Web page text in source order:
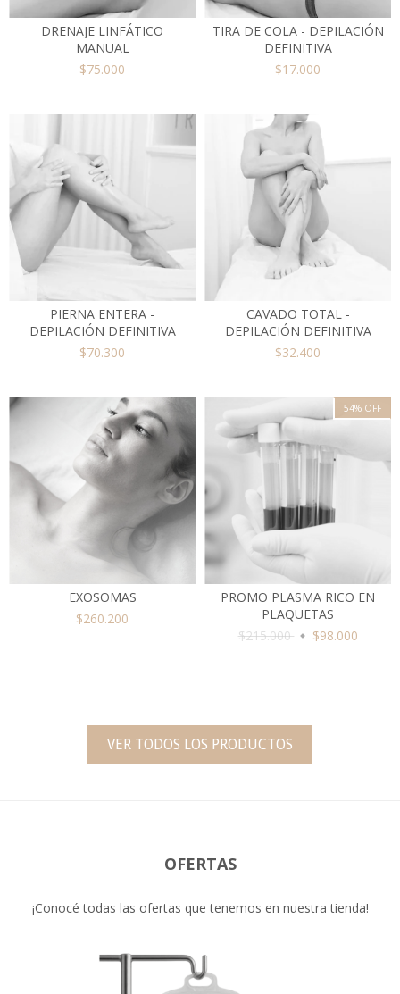
DRENAJE LINFÁTICO
MANUAL
$75.000
TIRA DE COLA - DEPILACIÓN
DEFINITIVA
$17.000
PIERNA ENTERA -
DEPILACIÓN DEFINITIVA
$70.300
CAVADO TOTAL -
DEPILACIÓN DEFINITIVA
$32.400
EXOSOMAS
$260.200
54% OFF
PROMO PLASMA RICO EN
PLAQUETAS
$215.000
$98.000
VER TODOS LOS PRODUCTOS
OFERTAS
¡Conocé todas las ofertas que tenemos en nuestra tienda!